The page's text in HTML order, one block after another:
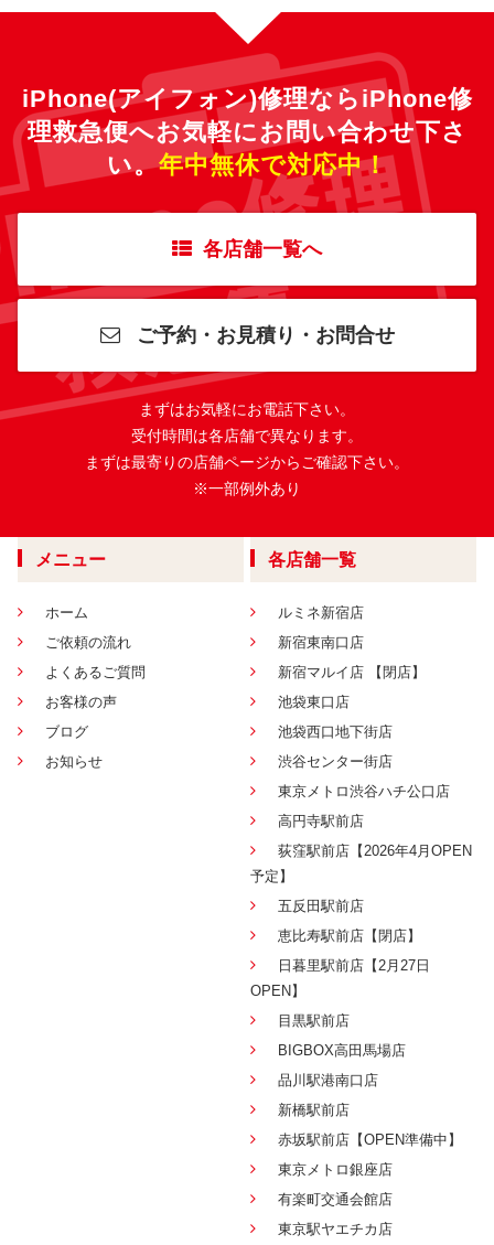
iPhone(アイフォン)修理ならiPhone修
理救急便へお気軽にお問い合わせ下さ
い。年中無休で対応中！
各店舗一覧へ
ご予約・お見積り・お問合せ
まずはお気軽にお電話下さい。
受付時間は各店舗で異なります。
まずは最寄りの店舗ページからご確認下さい。
※一部例外あり
メニュー
ホーム
ご依頼の流れ
よくあるご質問
お客様の声
ブログ
お知らせ
各店舗一覧
ルミネ新宿店
新宿東南口店
新宿マルイ店 【閉店】
池袋東口店
池袋西口地下街店
渋谷センター街店
東京メトロ渋谷ハチ公口店
高円寺駅前店
荻窪駅前店【2026年4月OPEN
予定】
五反田駅前店
恵比寿駅前店【閉店】
日暮里駅前店【2月27日
OPEN】
目黒駅前店
BIGBOX高田馬場店
品川駅港南口店
新橋駅前店
赤坂駅前店【OPEN準備中】
東京メトロ銀座店
有楽町交通会館店
東京駅ヤエチカ店